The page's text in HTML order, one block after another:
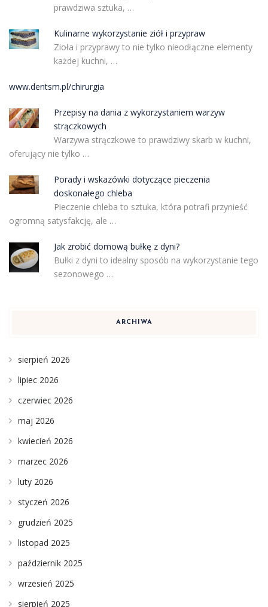
prawdziwa sztuka, …
Kulinarne wykorzystanie ziół i przypraw
Zioła i przyprawy to nie tylko nieodłączne elementy
każdej kuchni, …
www.dentsm.pl/chirurgia
Przepisy na dania z wykorzystaniem warzyw
strączkowych
Warzywa strączkowe to prawdziwy skarb w kuchni,
oferujący nie tylko …
Porady i wskazówki dotyczące pieczenia
doskonałego chleba
Pieczenie chleba to sztuka, która potrafi przynieść
ogromną satysfakcję, ale …
Jak zrobić domową bułkę z dyni?
Bułki z dyni to idealny sposób na wykorzystanie tego
sezonowego …
ARCHIWA
sierpień 2026
lipiec 2026
czerwiec 2026
maj 2026
kwiecień 2026
marzec 2026
luty 2026
styczeń 2026
grudzień 2025
listopad 2025
październik 2025
wrzesień 2025
sierpień 2025